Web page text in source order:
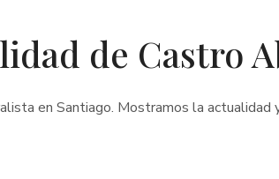
de Castro
en Santiago. Mostramos la